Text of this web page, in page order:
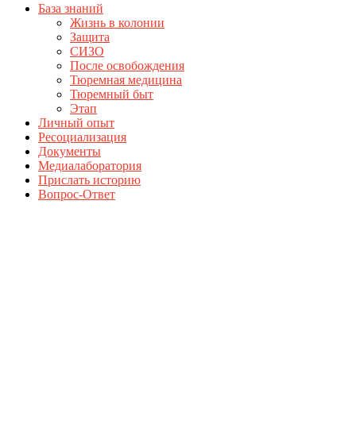
База знаний
Жизнь в колонии
Защита
СИЗО
После освобождения
Тюремная медицина
Тюремный быт
Этап
Личный опыт
Ресоциализация
Документы
Медиалаборатория
Прислать историю
Вопрос-Ответ